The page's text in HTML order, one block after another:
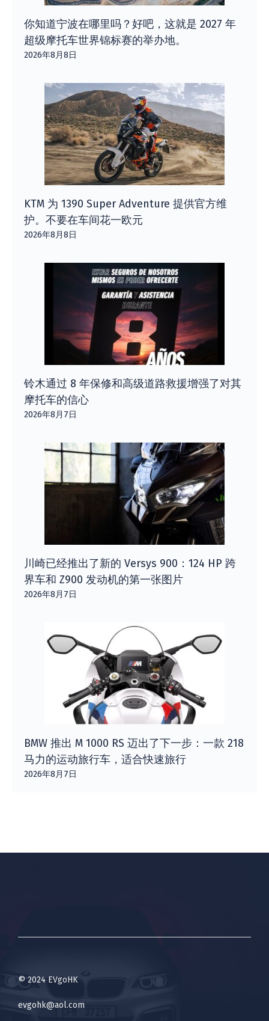
你知道宁波在哪里吗？好吧，这就是 2027 年
超级摩托车世界锦标赛的举办地。
2026年8月8日
KTM 为 1390 Super Adventure 提供官方维
护。不要在车间花一欧元
2026年8月8日
铃木通过 8 年保修和高级道路救援增强了对其
摩托车的信心
2026年8月7日
川崎已经推出了新的 Versys 900：124 HP 跨
界车和 Z900 发动机的第一张图片
2026年8月7日
BMW 推出 M 1000 RS 迈出了下一步：一款 218
马力的运动旅行车，适合快速旅行
2026年8月7日
© 2024 EVgoHK
evgohk@aol.com